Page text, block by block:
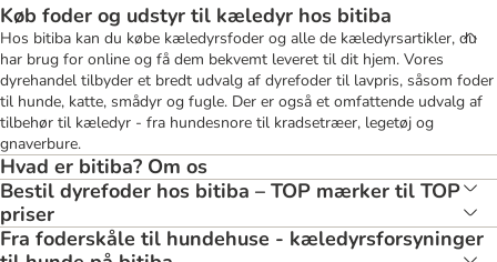
Køb foder og udstyr til kæledyr hos bitiba
Hos bitiba kan du købe kæledyrsfoder og alle de kæledyrsartikler, du
har brug for online og få dem bekvemt leveret til dit hjem. Vores
dyrehandel tilbyder et bredt udvalg af dyrefoder til lavpris, såsom foder
til hunde, katte, smådyr og fugle. Der er også et omfattende udvalg af
tilbehør til kæledyr - fra hundesnore til kradsetræer, legetøj og
gnaverbure.
Hvad er bitiba? Om os
Bestil dyrefoder hos bitiba – TOP mærker til TOP
priser
Fra foderskåle til hundehuse - kæledyrsforsyninger